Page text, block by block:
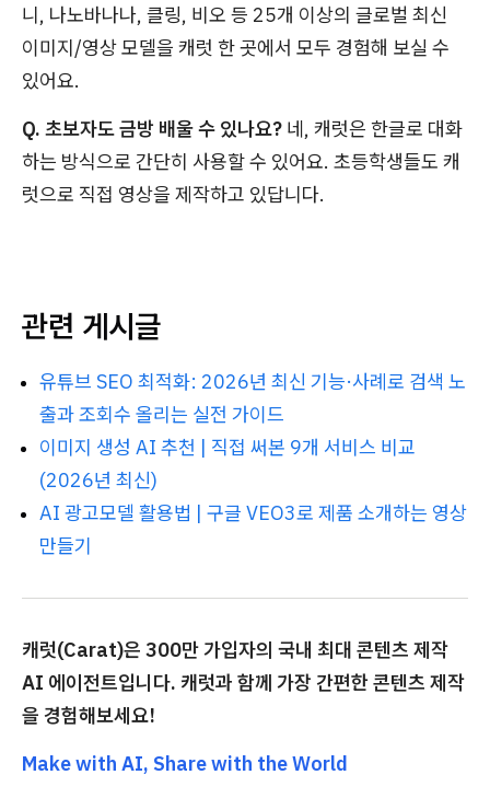
니, 나노바나나, 클링, 비오 등 25개 이상의 글로벌 최신
이미지/영상 모델을 캐럿 한 곳에서 모두 경험해 보실 수
있어요.
Q. 초보자도 금방 배울 수 있나요? 네, 캐럿은 한글로 대화
하는 방식으로 간단히 사용할 수 있어요. 초등학생들도 캐
럿으로 직접 영상을 제작하고 있답니다.
관련 게시글
유튜브 SEO 최적화: 2026년 최신 기능·사례로 검색 노
출과 조회수 올리는 실전 가이드
이미지 생성 AI 추천 | 직접 써본 9개 서비스 비교
(2026년 최신)
AI 광고모델 활용법 | 구글 VEO3로 제품 소개하는 영상
만들기
캐럿(Carat)은 300만 가입자의 국내 최대 콘텐츠 제작
AI 에이전트입니다. 캐럿과 함께 가장 간편한 콘텐츠 제작
을 경험해보세요!
Make with AI, Share with the World